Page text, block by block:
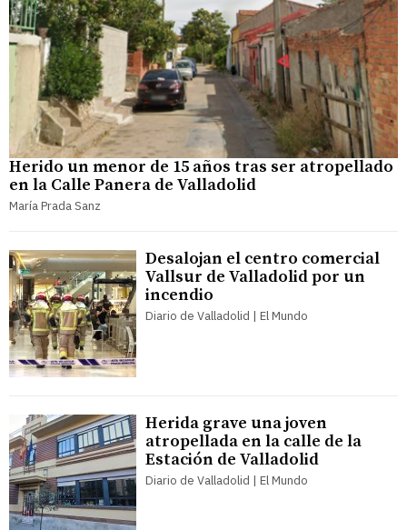
Herido un menor de 15 años tras ser atropellado
en la Calle Panera de Valladolid
María Prada Sanz
Desalojan el centro comercial
Vallsur de Valladolid por un
incendio
Diario de Valladolid | El Mundo
Herida grave una joven
atropellada en la calle de la
Estación de Valladolid
Diario de Valladolid | El Mundo